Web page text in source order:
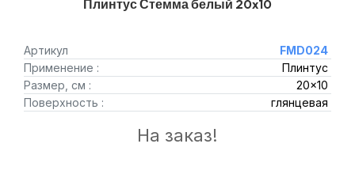
Плинтус Стемма белый 20x10
Артикул
FMD024
Применение :
Плинтус
Размер, см :
20x10
Поверхность :
глянцевая
На заказ!